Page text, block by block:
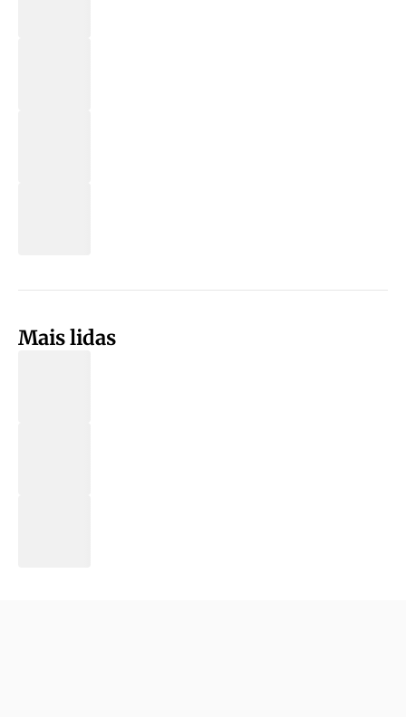
Mais lidas